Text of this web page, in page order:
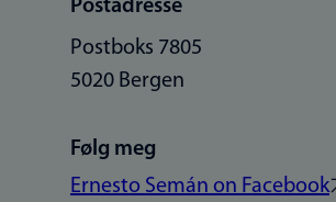
Postadresse
Postboks 7805
5020 Bergen
Følg meg
Ernesto Semán on Facebook